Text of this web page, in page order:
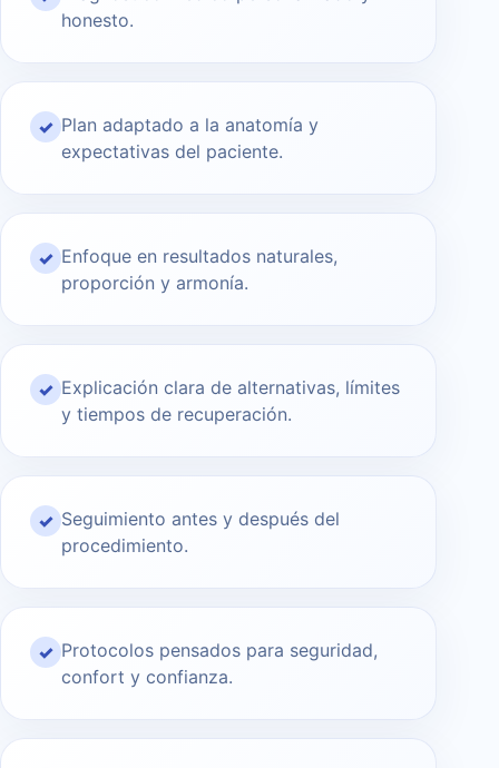
honesto.
✓ Plan adaptado a la anatomía y
expectativas del paciente.
✓ Enfoque en resultados naturales,
proporción y armonía.
✓ Explicación clara de alternativas, límites
y tiempos de recuperación.
✓ Seguimiento antes y después del
procedimiento.
✓ Protocolos pensados para seguridad,
confort y confianza.